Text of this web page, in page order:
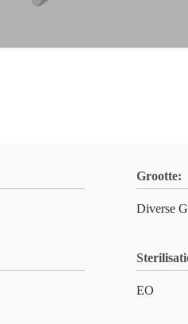
Grootte:
Diverse
EO